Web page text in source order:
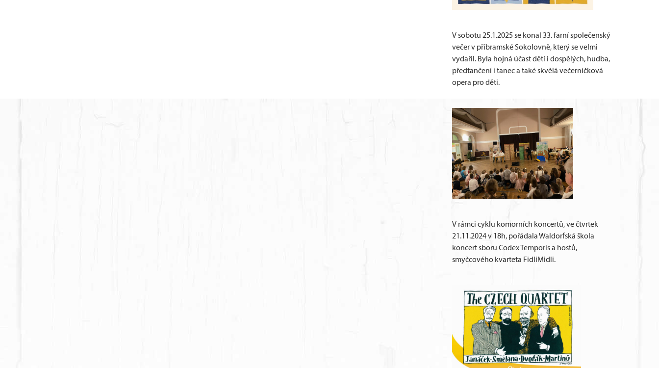
V sobotu 25.1.2025 se konal 33. farní společenský
večer v příbramské Sokolovně, který se velmi
vydařil. Byla hojná účast dětí i dospělých, hudba,
předtančení i tanec a také skvělá večerníčková
opera pro děti.
V rámci cyklu komorních koncertů, ve čtvrtek
21.11.2024 v 18h, pořádala Waldorfská škola
koncert sboru Codex Temporis a hostů,
smyčcového kvarteta FidliMidli.